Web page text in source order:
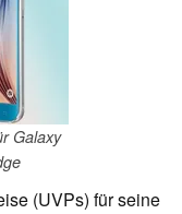
Galaxy
(UVPs) für seine